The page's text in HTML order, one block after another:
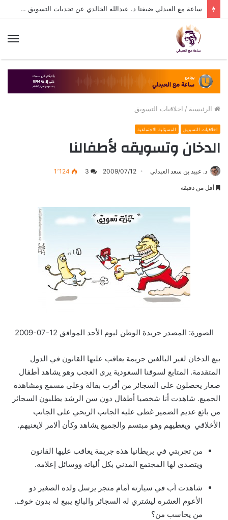
ساعة مع العبدلي ضيفنا د. عبدالله الخالدي عن تحديات التسويق في القطاع الثالث مع د. عبيد العبدلي
الرئيسية / اخلاقيات التسويق
اخلاقيات التسويق المسؤلية الاجتماعية
الدخان وتسويقه لأطفالنا
د. عبيد بن سعد العبدلي 2009/07/12
3 1٬124
أقل من دقيقة
الصورة: المصدر جريدة الوطن ليوم الأحد الموافق 12-07-2009
بيع الدخان لغير البالغين جريمة يعاقب عليها القانون في الدول
المتقدمة. المتابع لسوقنا السعودية يرى العجب وهو يشاهد أطفال
صغار يحصلون على السجائر من أقرب بقالة وعلى مسمع ومشاهدة
الجميع. شاهدت أنا شخصيا أطفال دون سن الرشد يطلبون السجائر
من بائع عديم الضمير غطى عليه الجانب الربحي على الجانب
الأخلاقي ويعطيهم وهو مبتسم والجميع يشاهد وكأن ألامر لايعنيهم.
من تجربتي في بريطانيا هذه جريمة يعاقب عليها القانون
ويتصدى لها المجتمع المدني بكل ألياته ووسائل إعلامه.
شاهدت أب في سيارته أمام متجر يرسل ولده الصغير ذو
الأعوم العشره ليشتري له السجائر والبائع يبيع له بدون خوف.
من يحاسب من؟